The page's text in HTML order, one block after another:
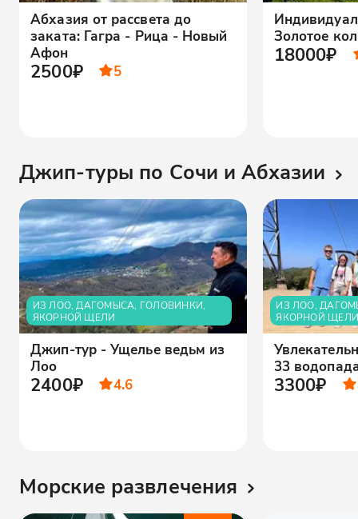
Абхазия от рассвета до
заката: Гагра - Рица - Новый
Афон
2500₽ 5
Золотое
18000₽
Джип-туры по Сочи и Абхазии
ИЗ ЛОО, ДАГОМЫСА, ГОЛОВИНКИ,
ЯКОРНОЙ ЩЕЛИ
Джип-тур - Ущелье ведьм из
Лоо
2400₽ 4.6
ИЗ ЛОО,
ЯКОРНОЙ
33
3300₽
Морские развлечения